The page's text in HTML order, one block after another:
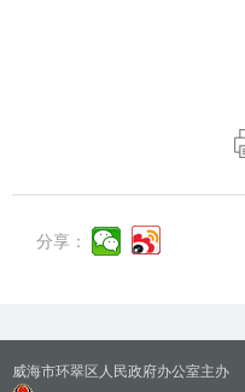
分享：
威海市环翠区人民政府办公室主办